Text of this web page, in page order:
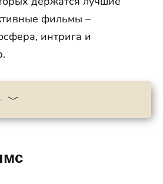
фильмы –
интрига и